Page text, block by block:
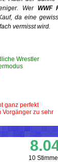
Wer WWF
da eine
vermisst wird.
Wrestler
ganz perfekt
Vorgänger zu sehr
10